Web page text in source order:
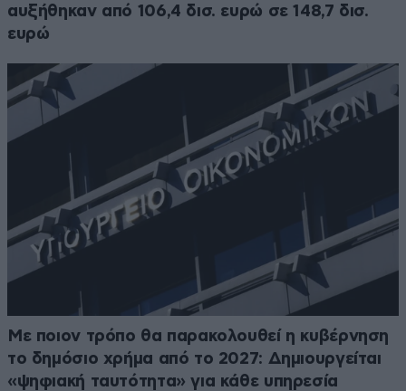
αυξήθηκαν από 106,4 δισ. ευρώ σε 148,7 δισ.
ευρώ
Με ποιον τρόπο θα παρακολουθεί η κυβέρνηση
το δημόσιο χρήμα από το 2027: Δημιουργείται
«ψηφιακή ταυτότητα» για κάθε υπηρεσία